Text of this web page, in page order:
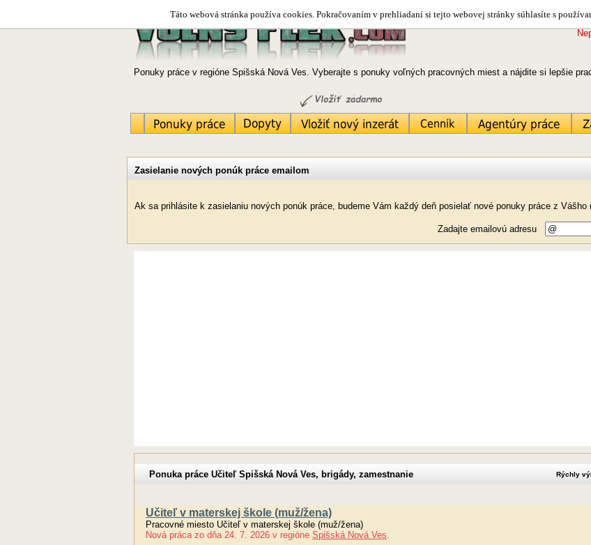
Táto webová stránka používa cookies. Pokračovaním v prehliadaní si tejto webovej stránky súhlasíte s
Ponuky práce v regióne Spišská Nová Ves. Vyberajte s ponuky voľných pracovných miest a nájdite si lepšie
Zasielanie nových ponúk práce emailom
Ak sa prihlásite k zasielaniu nových ponúk práce, budeme Vám každý deň posielať nové ponuky práce z Vášho
Zadajte emailovú adresu
Ponuka práce Učiteľ Spišská Nová Ves, brigády, zamestnanie Rýchly
Učiteľ v materskej škole (muž/žena)
Pracovné miesto Učiteľ v materskej škole (muž/žena)
Nová práca zo dňa 24. 7. 2026 v regióne Spišská Nová Ves.